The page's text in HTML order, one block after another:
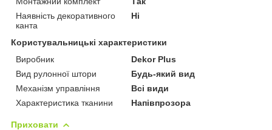
Наявність декоративного
канта
Ні
Користувальницькі характеристики
Виробник
Dekor Plus
Вид рулонної штори
Будь-який вид
Механізм управління
Всі види
Характеристика тканини
Напівпрозора
Приховати